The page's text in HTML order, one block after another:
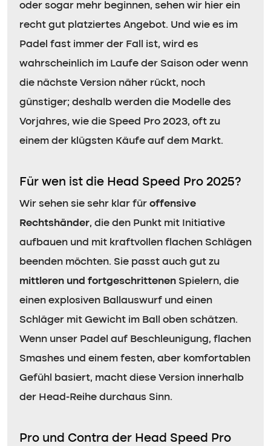
oder sogar mehr beginnen, sehen wir hier ein
recht gut platziertes Angebot. Und wie es im
Padel fast immer der Fall ist, wird es
wahrscheinlich im Laufe der Saison oder wenn
die nächste Version näher rückt, noch
günstiger; deshalb werden die Modelle des
Vorjahres, wie die Speed Pro 2023, oft zu
einem der klügsten Käufe auf dem Markt.
Für wen ist die Head Speed Pro 2025?
Wir sehen sie sehr klar für offensive
Rechtshänder, die den Punkt mit Initiative
aufbauen und mit kraftvollen flachen Schlägen
beenden möchten. Sie passt auch gut zu
mittleren und fortgeschrittenen Spielern, die
einen explosiven Ballauswurf und einen
Schläger mit Gewicht im Ball oben schätzen.
Wenn unser Padel auf Beschleunigung, flachen
Smashes und einem festen, aber komfortablen
Gefühl basiert, macht diese Version innerhalb
der Head-Reihe durchaus Sinn.
Pro und Contra der Head Speed Pro